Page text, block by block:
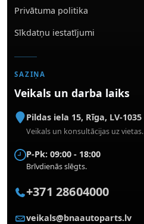
Privātuma politika
Sīkdatņu iestatījumi
SAZIŅA
Veikals un darba laiks
Pildas iela 15, Rīga, LV-1035
Veikals un konsultācijas uz vietas.
P-Pk: 09:00 - 18:00
Brīvdienās slēgts.
+371 28604000
veikals@bnaautoparts.lv